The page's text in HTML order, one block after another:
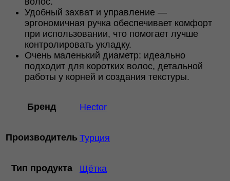
Удобный захват и управление —
эргономичная ручка обеспечивает комфорт
при использовании, что помогает лучше
контролировать укладку.
Очень маленький диаметр: идеально
подходит для коротких волос, детальной
работы у корней и создания текстуры.
Бренд Hector
Производитель Турция
Тип продукта Щётка